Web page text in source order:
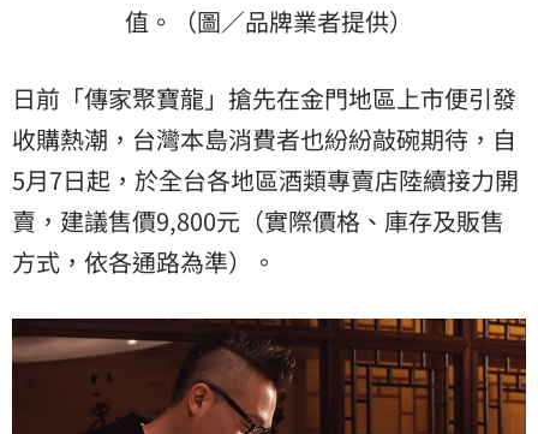
值。（圖／品牌業者提供）
日前「傳家聚寶龍」搶先在金門地區上市便引發
收購熱潮，台灣本島消費者也紛紛敲碗期待，自
5月7日起，於全台各地區酒類專賣店陸續接力開
賣，建議售價9,800元（實際價格、庫存及販售
方式，依各通路為準）。